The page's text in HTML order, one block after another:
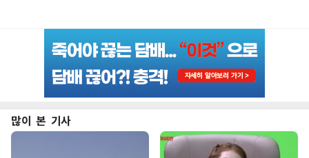
많이 본 기사